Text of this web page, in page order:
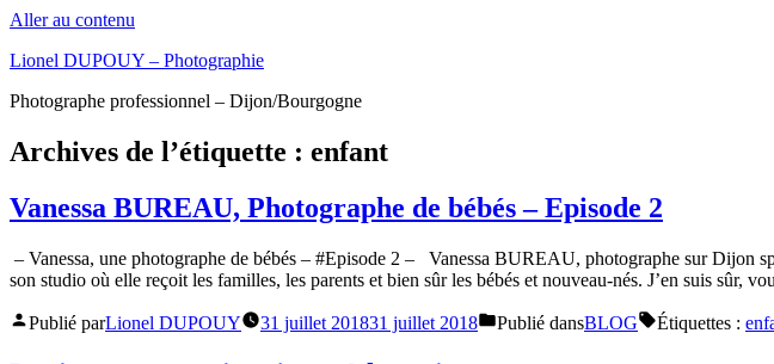
Aller au contenu
Lionel DUPOUY – Photographie
Photographe professionnel – Dijon/Bourgogne
Archives de l’étiquette : enfant
Vanessa BUREAU, Photographe de bébés – Episode 2
– Vanessa, une photographe de bébés – #Episode 2 – Vanessa BUREAU, photographe sur Dijon
son studio où elle reçoit les familles, les parents et bien sûr les bébés et nouveau-nés. J’en suis sûr,
Publié parLionel DUPOUY 31 juillet 201831 juillet 2018 Publié dansBLOG Étiquettes :